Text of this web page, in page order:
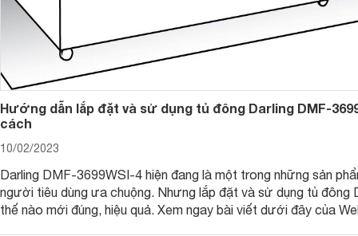
Hướng dẫn lắp đặt và sử dụng tủ đông Darling DMF-
cách
10/02/2023
Darling DMF-3699WSI-4 hiện đang là một trong những sản
người tiêu dùng ưa chuộng. Nhưng lắp đặt và sử dụng tủ đông
thế nào mới đúng, hiệu quả. Xem ngay bài viết dưới đây của